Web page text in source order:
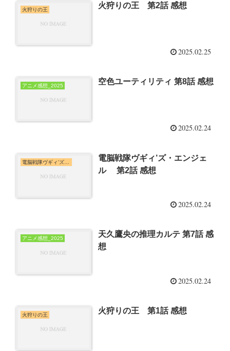
火狩りの王 火狩りの王 第2話 感想
2025.02.25
アニメ感想_2025 空色ユーティリティ 第8話 感想
2025.02.24
電脳戦隊ヴギィ’ズ・エンジェル
電脳戦隊ヴギィ’ズ・エンジェ
ル 第2話 感想
2025.02.24
アニメ感想_2025
天久鷹央の推理カルテ 第7話 感
想
2025.02.24
火狩りの王 火狩りの王 第1話 感想